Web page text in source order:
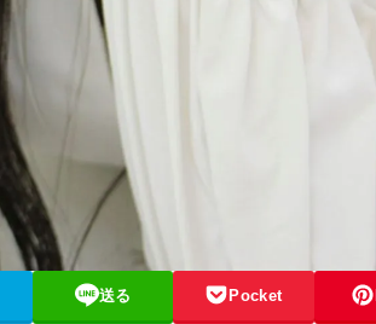
送る Pocket